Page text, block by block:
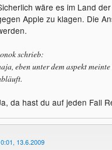
wäre es im Land
Apple zu klagen. Die
schrieb:
eben unter dem aspekt
da hast du auf jeden Fall
13.6.2009